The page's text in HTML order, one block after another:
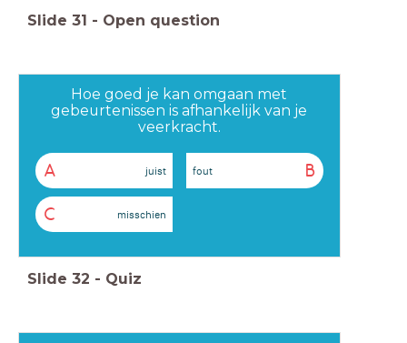
Slide 31 - Open question
Hoe goed je kan omgaan met
gebeurtenissen is afhankelijk van je
veerkracht.
A juist B
fout
C misschien
Slide 32 - Quiz